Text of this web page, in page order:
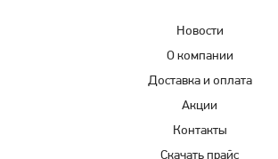
Новости
О компании
Доставка и оплата
Акции
Контакты
Скачать прайс